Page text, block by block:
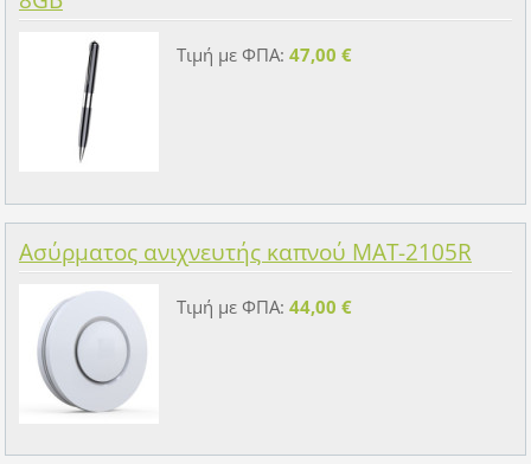
Τιμή με ΦΠΑ: 47,00 €
Ασύρματος ανιχνευτής καπνού MAT-2105R
Τιμή με ΦΠΑ: 44,00 €